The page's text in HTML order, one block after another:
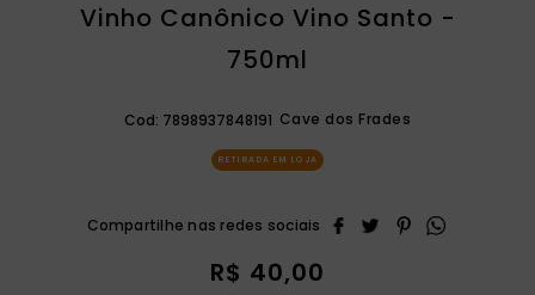
Vinho Canônico Vino Santo -
750ml
Cod: 7898937848191 Cave dos Frades
RETIRADA EM LOJA
R$ 40,00